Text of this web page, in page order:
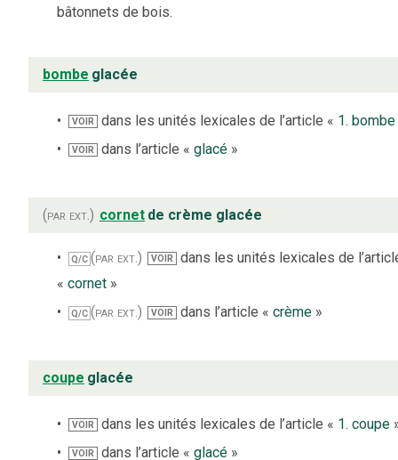
bâtonnets de bois.
bombe glacée
VOIR dans les unités lexicales de l’article « 1. bombe
VOIR dans l’article «glacé »
(par ext.) cornet de crème glacée
Q/C (par ext.) VOIR
dans les unités lexicales de
« cornet »
Q/C (par ext.) VOIR dans l’article «crème »
coupe glacée
VOIR dans les unités lexicales de l’article « 1. coupe
VOIR dans l’article «glacé »